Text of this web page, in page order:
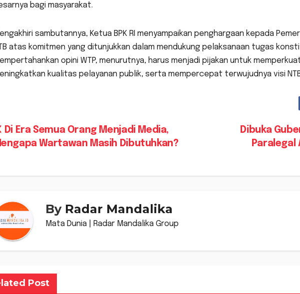
bagi masyarakat.
sambutannya, Ketua BPK RI menyampaikan penghargaan kepada
atas komitmen yang ditunjukkan dalam mendukung pelaksanaan tugas
opini WTP, menurutnya, harus menjadi pijakan untuk
kualitas pelayanan publik, serta mempercepat terwujudnya visi
pos
Dibuka
Paralegal
Di Era Semua Orang Menjadi Media,
Wartawan Masih Dibutuhkan?
By Radar Mandalika
Mata Dunia | Radar Mandalika Group
Post